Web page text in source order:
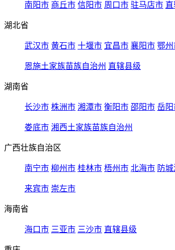
南阳市 商丘市 信阳市 周口市 驻马店市
湖北省
武汉市 黄石市 十堰市 宜昌市 襄阳市 鄂州
恩施土家族苗族自治州 直辖县级
湖南省
长沙市 株洲市 湘潭市 衡阳市 邵阳市 岳阳
娄底市 湘西土家族苗族自治州
广西壮族自治区
南宁市 柳州市 桂林市 梧州市 北海市 防
来宾市 崇左市
海南省
海口市 三亚市 三沙市 直辖县级